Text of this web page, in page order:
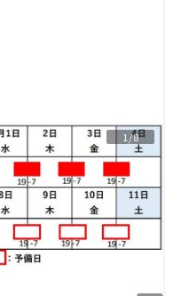
1/8
スズキ｜Suzuki
ター｜Mazda Roadster